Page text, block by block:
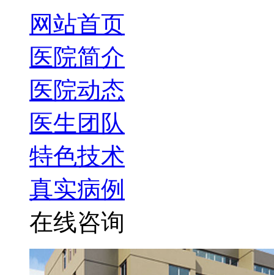
网站首页
医院简介
医院动态
医生团队
特色技术
真实病例
在线咨询